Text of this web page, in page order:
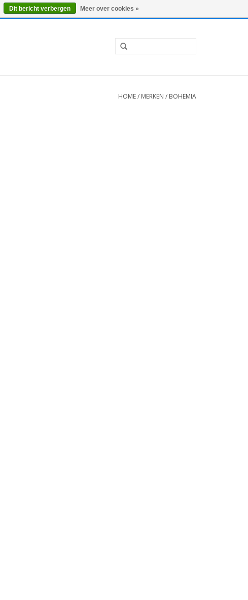
0 Artikelen - €0,00 Mijn account / Registreren
HOME/ MERKEN / BOHEMIA
Dit bericht verbergen Meer over cookies »